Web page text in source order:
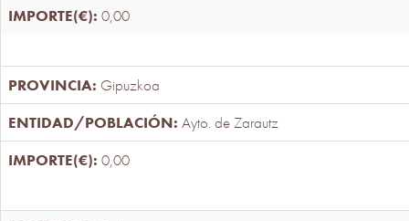
0,00
Gipuzkoa
Ayto. de Zarautz
0,00